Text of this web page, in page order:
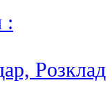
:
Poзклад